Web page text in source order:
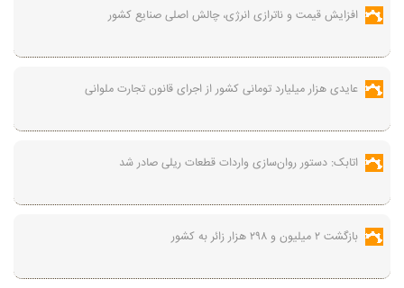
افزایش قیمت و ناترازی انرژی، چالش اصلی صنایع کشور
عایدی هزار میلیارد تومانی کشور از اجرای قانون تجارت ملوانی
اتابک: دستور روان‌سازی واردات قطعات ریلی صادر شد
بازگشت ۲ میلیون و ۲۹۸ هزار زائر به کشور